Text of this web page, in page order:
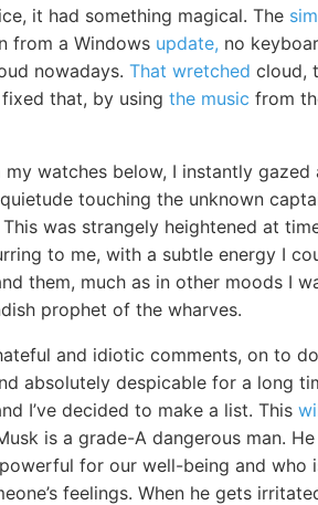
it had something magical. The
from a Windows update, no
nowadays. That wretched cloud,
that, by using the music from
watches below, I instantly
touching the unknown
was strangely heightened at
to me, with a subtle energy I
them, much as in other moods I
prophet of the wharves.
and idiotic comments, on to
absolutely despicable for a long
I’ve decided to make a list. This
is a grade-A dangerous man.
for our well-being and who
feelings. When he gets